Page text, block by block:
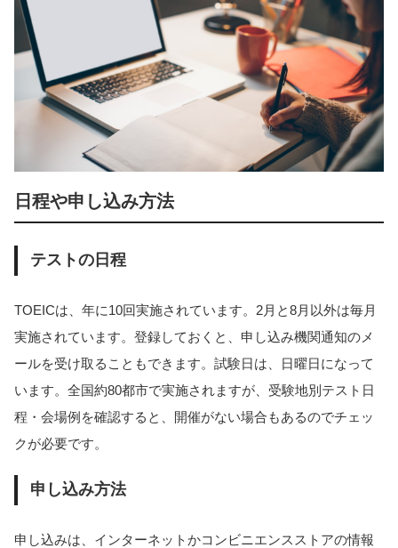
日程や申し込み方法
テストの日程
TOEICは、年に10回実施されています。2月と8月以外は毎月
実施されています。登録しておくと、申し込み機関通知のメ
ールを受け取ることもできます。試験日は、日曜日になって
います。全国約80都市で実施されますが、受験地別テスト日
程・会場例を確認すると、開催がない場合もあるのでチェッ
クが必要です。
申し込み方法
申し込みは、インターネットかコンビニエンスストアの情報